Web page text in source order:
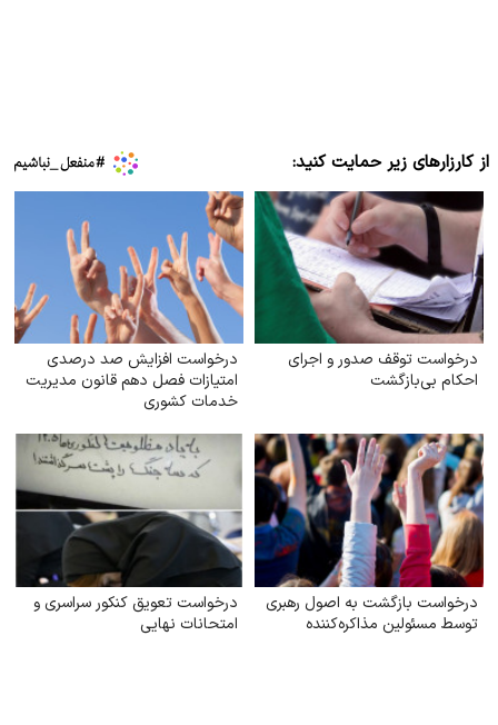
از کارزارهای زیر حمایت کنید:
درخواست توقف صدور و اجرای
احکام بی‌بازگشت
درخواست افزایش صد درصدی
امتیازات فصل دهم قانون مدیریت
خدمات کشوری
درخواست بازگشت به اصول رهبری
توسط مسئولین مذاکره‌کننده
درخواست تعویق کنکور سراسری و
امتحانات نهایی